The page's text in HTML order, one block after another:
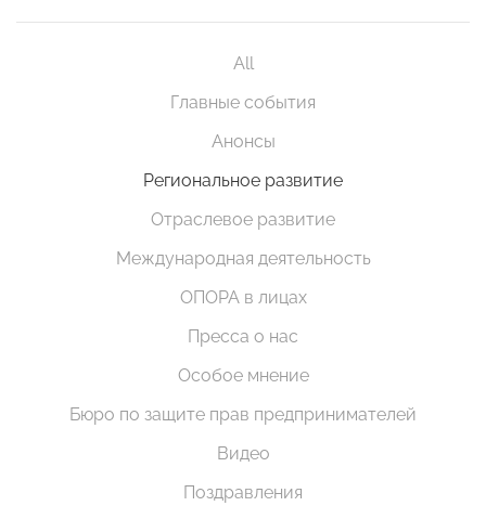
All
Главные события
Анонсы
Региональное развитие
Отраслевое развитие
Международная деятельность
ОПОРА в лицах
Пресса о нас
Особое мнение
Бюро по защите прав предпринимателей
Видео
Поздравления